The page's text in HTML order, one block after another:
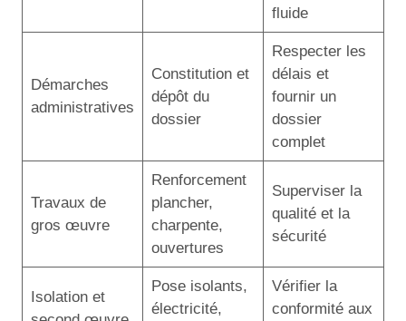
fluide
Démarches
administratives
Constitution et
dépôt du
dossier
Respecter les
délais et
fournir un
dossier
complet
Travaux de
gros œuvre
Renforcement
plancher,
charpente,
ouvertures
Superviser la
qualité et la
sécurité
Isolation et
Pose isolants,
électricité,
Vérifier la
conformité aux